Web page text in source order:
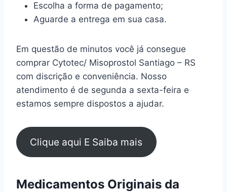
Escolha a forma de pagamento;
Aguarde a entrega em sua casa.
Em questão de minutos você já consegue
comprar Cytotec/ Misoprostol Santiago – RS
com discrição e conveniência. Nosso
atendimento é de segunda a sexta-feira e
estamos sempre dispostos a ajudar.
Clique aqui E Saiba mais
Medicamentos Originais da